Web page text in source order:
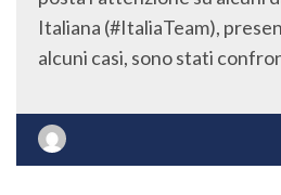
Italiana (#ItaliaTeam),
alcuni casi, sono stati